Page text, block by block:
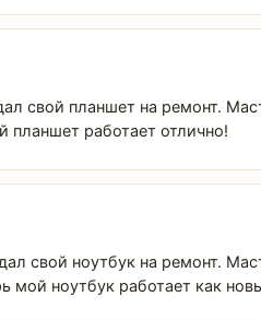
свой планшет на ремонт.
планшет работает отлично!
свой ноутбук на ремонт.
мой ноутбук работает как